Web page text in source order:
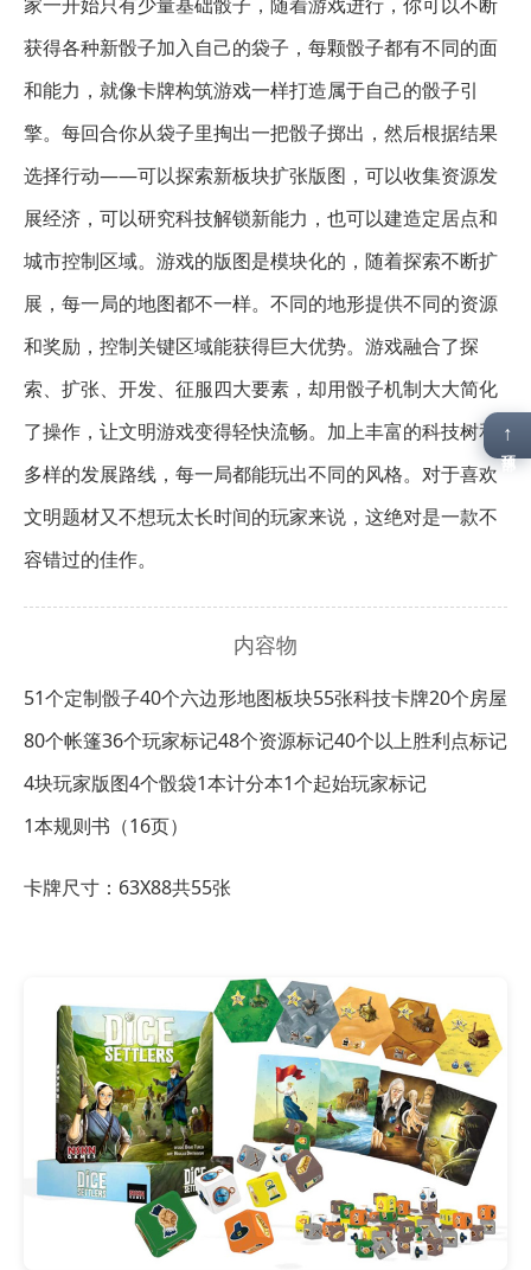
获得各种新骰子加入自己的袋子，每颗骰子都有不同的面
和能力，就像卡牌构筑游戏一样打造属于自己的骰子引
擎。每回合你从袋子里掏出一把骰子掷出，然后根据结果
选择行动——可以探索新板块扩张版图，可以收集资源发
展经济，可以研究科技解锁新能力，也可以建造定居点和
城市控制区域。游戏的版图是模块化的，随着探索不断扩
展，每一局的地图都不一样。不同的地形提供不同的资源
和奖励，控制关键区域能获得巨大优势。游戏融合了探
索、扩张、开发、征服四大要素，却用骰子机制大大简化
了操作，让文明游戏变得轻快流畅。加上丰富的科技树和
多样的发展路线，每一局都能玩出不同的风格。对于喜欢
文明题材又不想玩太长时间的玩家来说，这绝对是一款不
容错过的佳作。
内容物
51个定制骰子40个六边形地图板块55张科技卡牌20个房屋
80个帐篷36个玩家标记48个资源标记40个以上胜利点标记
4块玩家版图4个骰袋1本计分本1个起始玩家标记
1本规则书（16页）
卡牌尺寸：63X88共55张
↑